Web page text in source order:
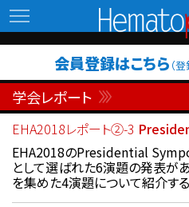
会員登録はこちら （
学会レポート
EHA2018レポート②-3
EHA2018のPresidential
として選ばれた6演題の発表が
を集めた4演題について紹介する